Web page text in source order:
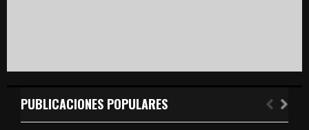
PUBLICACIONES POPULARES